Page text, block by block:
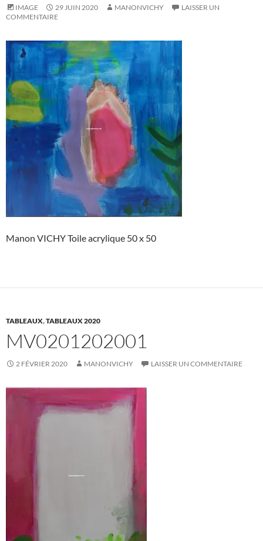
IMAGE 29 JUIN 2020 MANONVICHY
LAISSER UN
COMMENTAIRE
Manon VICHY Toile acrylique 50 x 50
TABLEAUX,TABLEAUX 2020
MV0201202001
2 FÉVRIER 2020 MANONVICHY LAISSER UN COMMENTAIRE